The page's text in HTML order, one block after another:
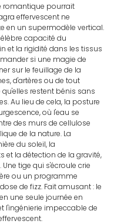
romantique pourrait
effervescent ne
en un supermodèle vertical.
capacité du
et la rigidité dans les tissus
si une magie de
sur le feuillage de la
d'artères ou de tout
restent bénis sans
Au lieu de cela, la posture
où l'eau se
des murs de cellulose
de la nature. La
du soleil, la
et la détection de la gravité,
tige qui s'écroule crie
ou un programme
de fizz. Fait amusant : le
une seule journée en
l'ingénierie impeccable de